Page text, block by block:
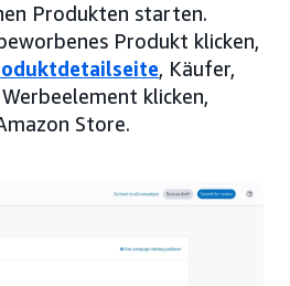
Produkten starten.
Produkt klicken,
, Käufer,
klicken,
Store.